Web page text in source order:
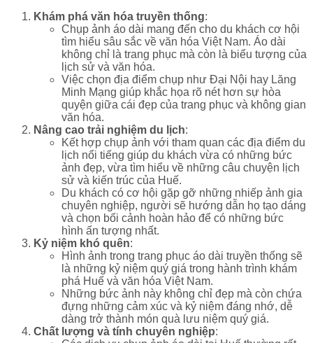
Khám phá văn hóa truyền thống:
Chụp ảnh áo dài mang đến cho du khách cơ hội
tìm hiểu sâu sắc về văn hóa Việt Nam. Áo dài
không chỉ là trang phục mà còn là biểu tượng của
lịch sử và văn hóa.
Việc chọn địa điểm chụp như Đại Nội hay Lăng
Minh Mạng giúp khắc họa rõ nét hơn sự hòa
quyện giữa cái đẹp của trang phục và không gian
văn hóa.
Nâng cao trải nghiệm du lịch:
Kết hợp chụp ảnh với tham quan các địa điểm du
lịch nổi tiếng giúp du khách vừa có những bức
ảnh đẹp, vừa tìm hiểu về những câu chuyện lịch
sử và kiến trúc của Huế.
Du khách có cơ hội gặp gỡ những nhiếp ảnh gia
chuyên nghiệp, người sẽ hướng dẫn họ tạo dáng
và chọn bối cảnh hoàn hảo để có những bức
hình ấn tượng nhất.
Kỷ niệm khó quên:
Hình ảnh trong trang phục áo dài truyền thống sẽ
là những kỷ niệm quý giá trong hành trình khám
phá Huế và văn hóa Việt Nam.
Những bức ảnh này không chỉ đẹp mà còn chứa
đựng những cảm xúc và kỷ niệm đáng nhớ, dễ
dàng trở thành món quà lưu niệm quý giá.
Chất lượng và tính chuyên nghiệp: